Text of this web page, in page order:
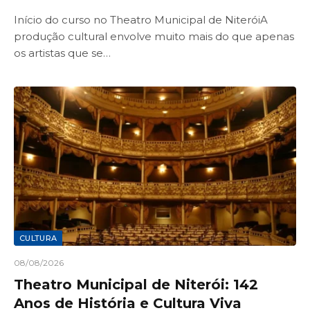
Início do curso no Theatro Municipal de NiteróiA
produção cultural envolve muito mais do que apenas
os artistas que se…
CULTURA
08/08/2026
Theatro Municipal de Niterói: 142
Anos de História e Cultura Viva